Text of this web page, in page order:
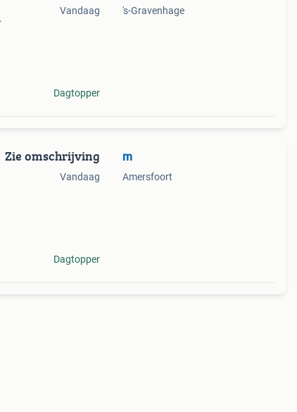
Vandaag
Dagtopper
's-Gravenhage
Zie omschrijving
Vandaag
Dagtopper
m
Amersfoort